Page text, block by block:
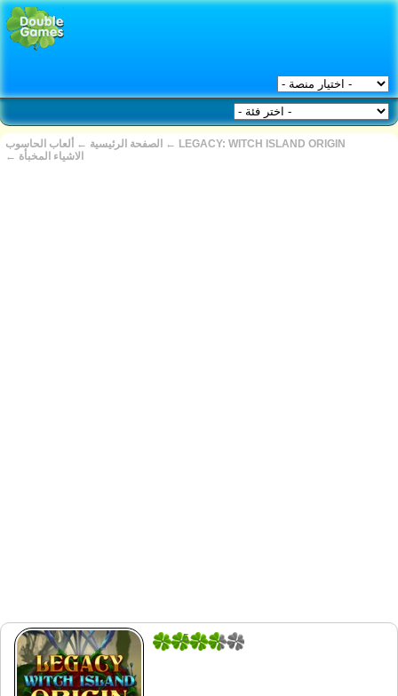
الصفحة الرئيسية ← ألعاب الحاسوب ← LEGACY: WITCH ISLAND ORIGIN
← الاشياء المخبأة
5